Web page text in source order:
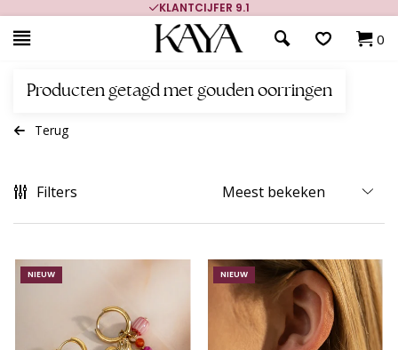
KLANTCIJFER 9.1
0
Producten getagd met gouden oorringen
Terug
Filters
NIEUW NIEUW